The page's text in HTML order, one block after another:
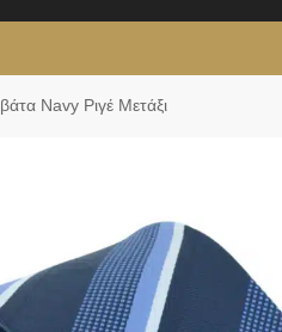
Navy Ριγέ Μετάξι